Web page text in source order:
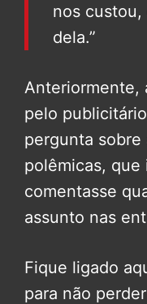
nos
dela.”
Anteriormente,
pelo
pergunta sobre
polêmicas, que
comentasse
assunto nas
Fique ligado
para não